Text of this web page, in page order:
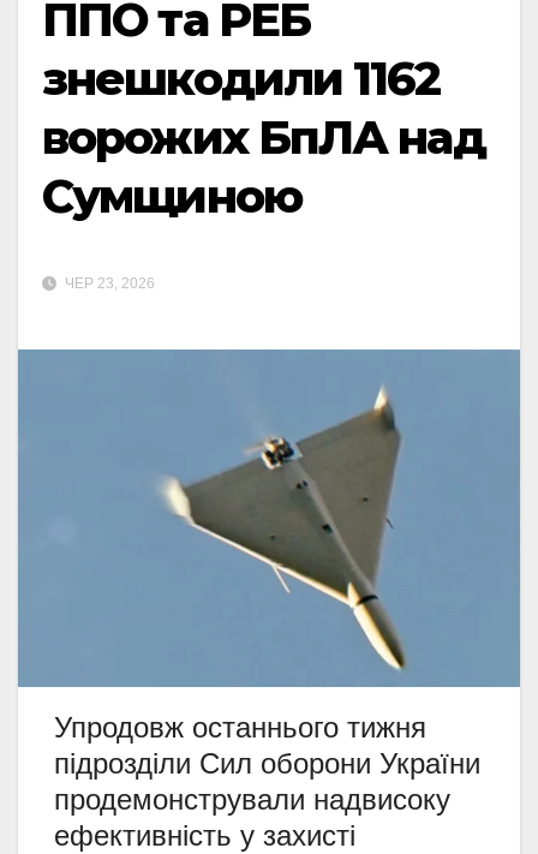
ППО та РЕБ
знешкодили 1162
ворожих БпЛА над
Сумщиною
ЧЕР 23, 2026
Упродовж останнього тижня
підрозділи Сил оборони України
продемонстрували надвисоку
ефективність у захисті